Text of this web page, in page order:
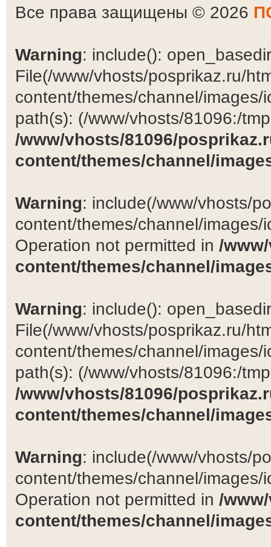
Все права защищены © 2026
Warning: include():
File(/www/vhosts/posprikaz.ru/
content/themes/channel/
path(s): (/www/vhosts/81096:/
/www/vhosts/81096/
content/themes/channel/
Warning: include(/www/vhosts/
content/themes/channel/
Operation not permitted in /
content/themes/channel/
Warning: include():
File(/www/vhosts/posprikaz.ru/
content/themes/channel/
path(s): (/www/vhosts/81096:/
/www/vhosts/81096/
content/themes/channel/
Warning: include(/www/vhosts/
content/themes/channel/
Operation not permitted in /
content/themes/channel/